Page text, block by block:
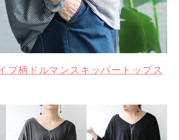
プ柄ドルマンスキッパートップス